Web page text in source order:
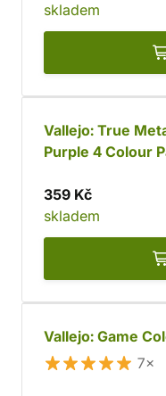
skladem
Vallejo: True
Purple 4 Colour
359 Kč
skladem
Vallejo: Game
7×